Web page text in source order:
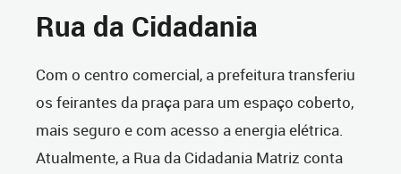
Rua da Cidadania
Com o centro comercial, a prefeitura transferiu
os feirantes da praça para um espaço coberto,
mais seguro e com acesso a energia elétrica.
Atualmente, a Rua da Cidadania Matriz conta